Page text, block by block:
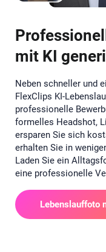
mit KI
Neben schneller und
FlexClips KI-
professionelle
formelles Headshot,
ersparen Sie sich
erhalten Sie in
Laden Sie ein
eine professionelle
Lebenslauffoto